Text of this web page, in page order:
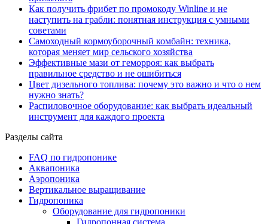
Как получить фрибет по промокоду Winline и не
наступить на грабли: понятная инструкция с умными
советами
Самоходный кормоуборочный комбайн: техника,
которая меняет мир сельского хозяйства
Эффективные мази от геморроя: как выбрать
правильное средство и не ошибиться
Цвет дизельного топлива: почему это важно и что о нем
нужно знать?
Распиловочное оборудование: как выбрать идеальный
инструмент для каждого проекта
Разделы сайта
FAQ по гидропонике
Аквапоника
Аэропоника
Вертикальное выращивание
Гидропоника
Оборудование для гидропоники